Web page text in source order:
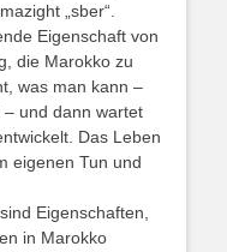
„sber“.
Eigenschaft von
die Marokko zu
was man kann –
und dann wartet
Das Leben
eigenen Tun und
Eigenschaften,
in Marokko